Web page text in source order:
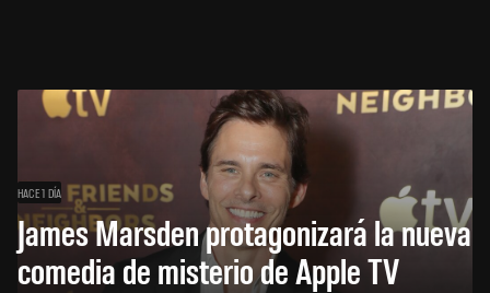
HACE 1 DÍA
James Marsden protagonizará la nueva
comedia de misterio de Apple TV